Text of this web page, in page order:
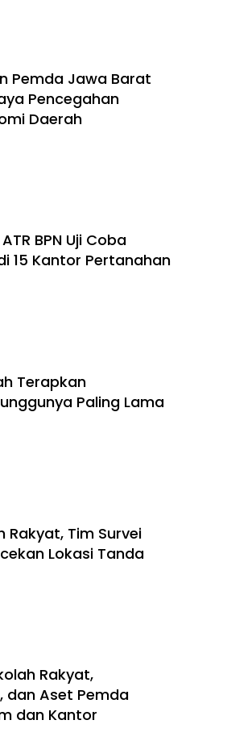
Pemda Jawa Barat
Pencegahan
Daerah
BPN Uji Coba
15 Kantor Pertanahan
Terapkan
Paling Lama
Rakyat, Tim Survei
Lokasi Tanda
Rakyat,
dan Aset Pemda
dan Kantor